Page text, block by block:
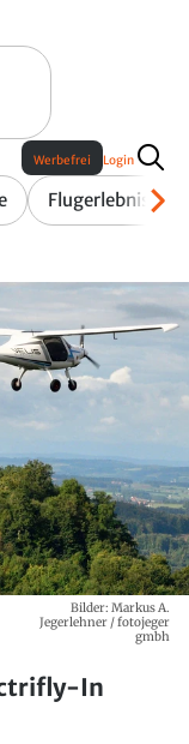
Flugerlebnis
Werbefrei Login
Bilder: Markus A.
Jegerlehner / fotojeger
gmbh
In